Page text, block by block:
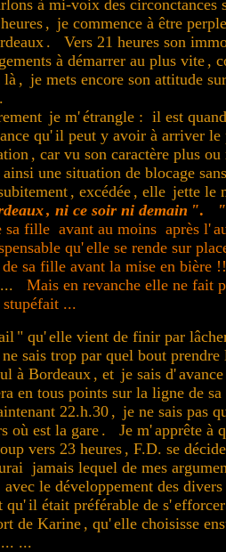
à mi-voix des circonctances
, je commence à être
. Vers 21 heures son
à démarrer au plus vite ,
là, je mets encore son attitude
.
je m'étrangle : il est
qu'il peut y avoir à arriver le
, car vu son caractère plus
une situation de blocage
, excédée , elle jette le
, ni ce soir ni demain ".
"
sa fille avant au moins après l'
qu'elle se rende sur
de sa fille avant la mise en
...
Mais en revanche elle ne fait
stupéfait ...
" qu'elle vient de finir par
sais trop par quel bout
à Bordeaux, et je sais d'
en tous points sur la ligne de
22.h.30 , je ne sais pas
où est la gare. Je m'apprête à
vers 23 heures, F.D. se
jamais lequel de mes
avec le développement des divers
qu'il était préférable de s'
de Karine, qu'elle choisisse
...